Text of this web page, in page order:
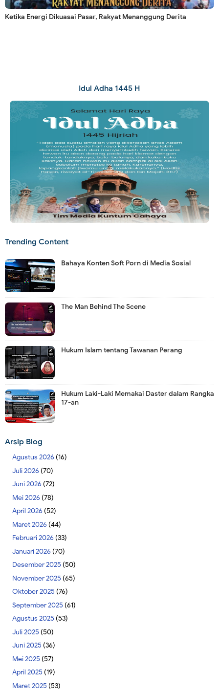
Ketika Energi Dikuasai Pasar, Rakyat Menanggung Derita
Idul Adha 1445 H
Trending Content
Bahaya Konten Soft Porn di Media Sosial
The Man Behind The Scene
Hukum Islam tentang Tawanan Perang
Hukum Laki-Laki Memakai Daster dalam Rangka
17-an
Arsip Blog
Agustus 2026 (16)
Juli 2026 (70)
Juni 2026 (72)
Mei 2026 (78)
April 2026 (52)
Maret 2026 (44)
Februari 2026 (33)
Januari 2026 (70)
Desember 2025 (50)
November 2025 (65)
Oktober 2025 (76)
September 2025 (61)
Agustus 2025 (53)
Juli 2025 (50)
Juni 2025 (36)
Mei 2025 (57)
April 2025 (19)
Maret 2025 (53)